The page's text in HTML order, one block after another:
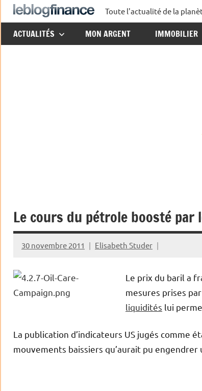
Aller
au
contenu
Le
Blog
Toute l'actualité de la
ACTUALITÉS MON ARGENT IMMOBILIER
Le cours du pétrole boosté par
30 novembre 2011 Elisabeth Studer
Le prix du baril a
mesures prises
liquidités lui
La publication d’indicateurs US jugés comme
mouvements baissiers qu’aurait pu